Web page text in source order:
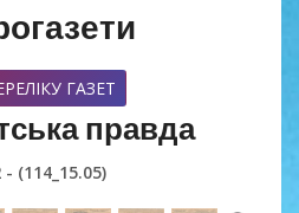
ГАЗЕТ
правда
- (114_15.05)